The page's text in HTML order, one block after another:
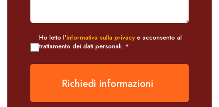
Ho letto l'informativa sulla privacy e acconsento al
trattamento dei dati personali. *
Richiedi informazioni